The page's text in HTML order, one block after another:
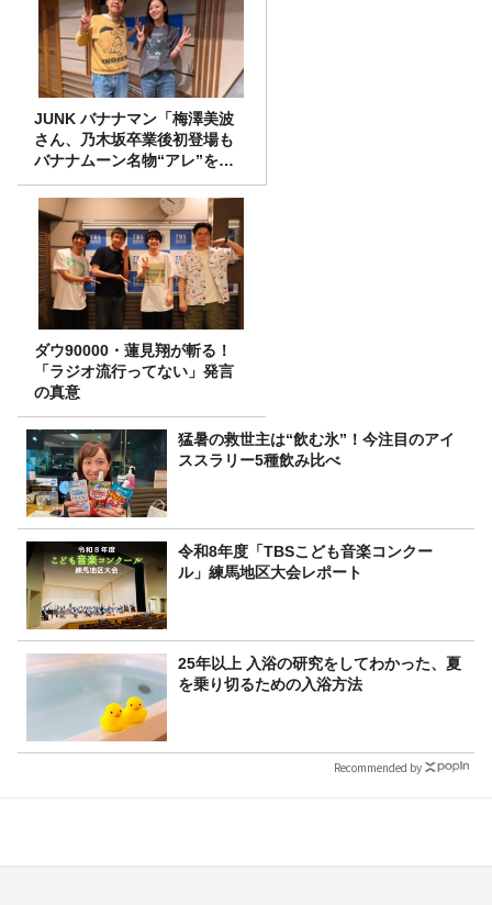
JUNK バナナマン「梅澤美波
さん、乃木坂卒業後初登場も
バナナムーン名物“アレ”を喰
らう」
ダウ90000・蓮見翔が斬る！
「ラジオ流行ってない」発言
の真意
猛暑の救世主は“飲む氷”！今注目のアイ
ススラリー5種飲み比べ
令和8年度「TBSこども音楽コンクー
ル」練馬地区大会レポート
25年以上 入浴の研究をしてわかった、夏
を乗り切るための入浴方法
Recommended by